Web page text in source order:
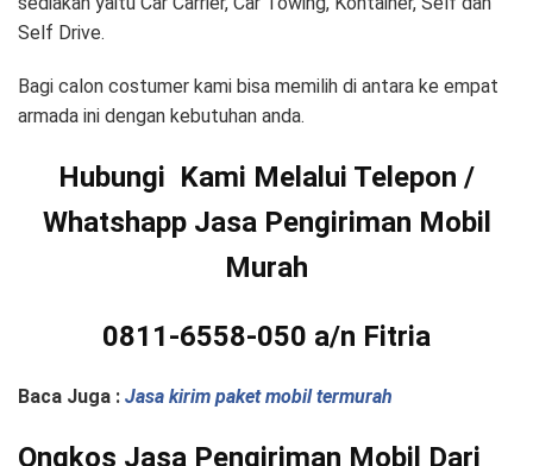
Self Drive.
Bagi calon costumer kami bisa memilih di antara ke empat
armada ini dengan kebutuhan anda.
Hubungi Kami Melalui Telepon /
Whatshapp Jasa Pengiriman Mobil
Murah
0811-6558-050 a/n Fitria
Baca Juga : Jasa kirim paket mobil termurah
Ongkos Jasa Pengiriman Mobil Dari